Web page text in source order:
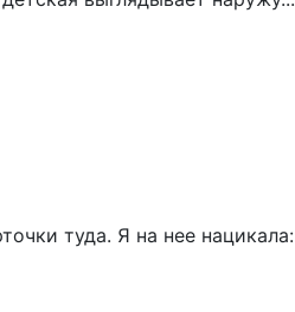
туда. Я на нее нацикала: